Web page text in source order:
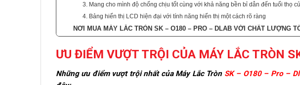
3. Mang cho mình độ chống chịu tốt cùng với khả năng bền bỉ dẫn đến tuổi thọ
4. Bảng hiển thị LCD hiện đại với tính năng hiển thị một cách rõ ràng
NƠI MUA MÁY LẮC TRÒN SK – O180 – PRO – DLAB VỚI CHẤT LƯỢNG
ƯU ĐIỂM VƯỢT TRỘI CỦA MÁY LẮC TRÒN
Những ưu điểm vượt trội nhất của Máy Lắc Tròn SK – O180 – Pro –